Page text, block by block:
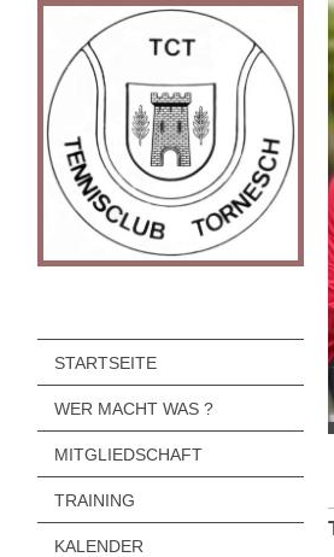
STARTSEITE
WER MACHT WAS ?
MITGLIEDSCHAFT
TRAINING
KALENDER